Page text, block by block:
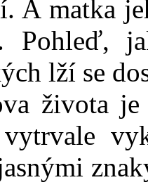
A matka
Pohleď,
lží se
života